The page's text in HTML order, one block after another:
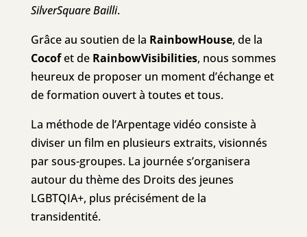
SilverSquare Bailli.
Grâce au soutien de la RainbowHouse, de la
Cocofet de RainbowVisibilities, nous sommes
heureux de proposer un moment d’échange et
de formation ouvert à toutes et tous.
La méthode de l’Arpentage vidéo consiste à
diviser un film en plusieurs extraits, visionnés
par sous-groupes. La journée s’organisera
autour du thème des Droits des jeunes
LGBTQIA+, plus précisément de la
transidentité.